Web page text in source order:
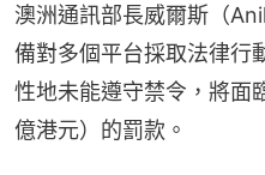
澳洲通訊部長威爾斯（
備對多個平台採取法律行
性地未能遵守禁令，將面
億港元）的罰款。